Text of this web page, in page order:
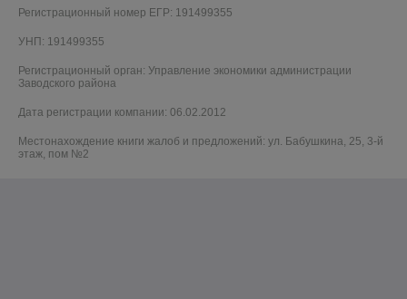
Регистрационный номер ЕГР: 191499355
УНП: 191499355
Регистрационный орган: Управление экономики администрации
Заводского района
Дата регистрации компании: 06.02.2012
Местонахождение книги жалоб и предложений: ул. Бабушкина, 25, 3-й
этаж, пом №2